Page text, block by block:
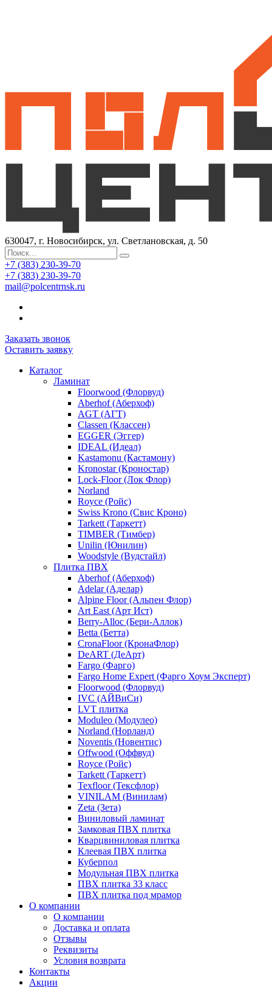
630047, г. Новосибирск, ул. Светлановская, д. 50
+7 (383) 230-39-70
+7 (383) 230-39-70
mail@polcentrnsk.ru
Заказать звонок
Оставить заявку
Каталог
Ламинат
Floorwood (Флорвуд)
Aberhof (Аберхоф)
AGT (АГТ)
Classen (Классен)
EGGER (Эггер)
IDEAL (Идеал)
Kastamonu (Кастамону)
Kronostar (Кроностар)
Lock-Floor (Лок Флор)
Norland
Royce (Ройс)
Swiss Krono (Свис Кроно)
Tarkett (Таркетт)
TIMBER (Тимбер)
Unilin (Юнилин)
Woodstyle (Вудстайл)
Плитка ПВХ
Aberhof (Аберхоф)
Adelar (Аделар)
Alpine Floor (Альпен Флор)
Art East (Арт Ист)
Berry-Alloc (Бери-Аллок)
Betta (Бетта)
CronaFloor (КронаФлор)
DeART (ДеАрт)
Fargo (Фарго)
Fargo Home Expert (Фарго Хоум Эксперт)
Floorwood (Флорвуд)
IVC (АЙВиСи)
LVT плитка
Moduleo (Модулео)
Norland (Норланд)
Noventis (Новентис)
Offwood (Оффвуд)
Royce (Ройс)
Tarkett (Таркетт)
Texfloor (Тексфлор)
VINILAM (Винилам)
Zeta (Зета)
Виниловый ламинат
Замковая ПВХ плитка
Кварцвиниловая плитка
Клеевая ПВХ плитка
Куберпол
Модульная ПВХ плитка
ПВХ плитка 33 класс
ПВХ плитка под мрамор
О компании
О компании
Доставка и оплата
Отзывы
Реквизиты
Условия возврата
Контакты
Акции